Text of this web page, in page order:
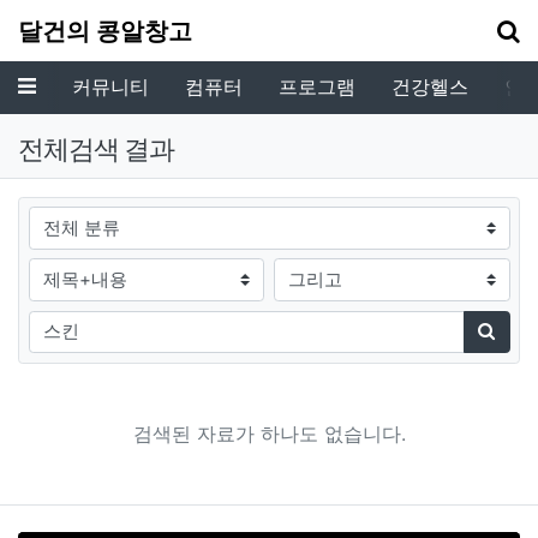
달건의 콩알창고
메뉴 커뮤니티 컴퓨터 프로그램 건강헬스 인
전체검색 결과
그룹
검색조건 검색방법
검색어
검색
검색된 자료가 하나도 없습니다.